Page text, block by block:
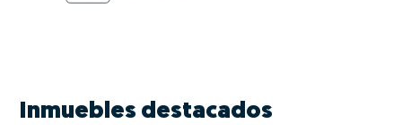
Inmuebles destacados